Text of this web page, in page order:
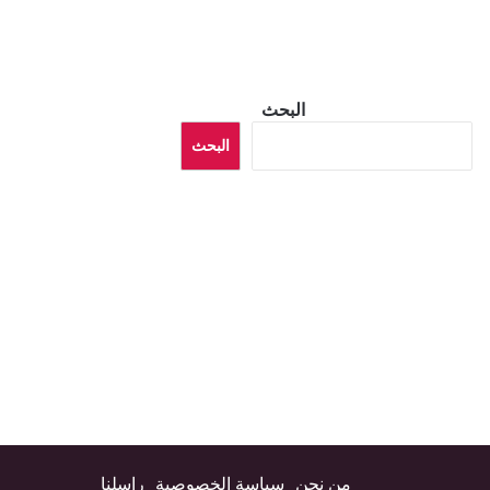
البحث
البحث
من نحن سياسة الخصوصية راسلنا